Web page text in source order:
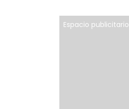
Espacio publicitario